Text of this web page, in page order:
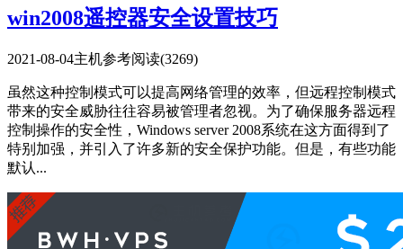
win2008遥控器安全设置技巧
2021-08-04主机参考阅读(3269)
虽然这种控制模式可以提高网络管理的效率，但远程控制模式
带来的安全威胁往往容易被管理者忽视。为了确保服务器远程
控制操作的安全性，Windows server 2008系统在这方面得到了
特别加强，并引入了许多新的安全保护功能。但是，有些功能
默认...